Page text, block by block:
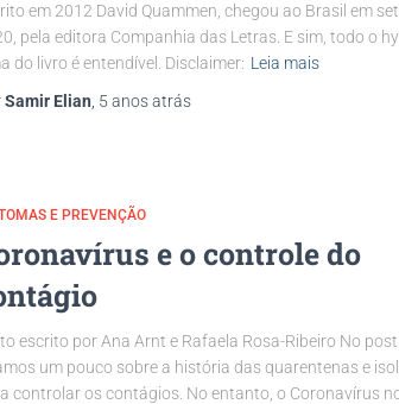
em 2012 David Quammen, chegou ao Brasil em
pela editora Companhia das Letras. E sim, todo o
do livro é entendível. Disclaimer: Leia mais
Samir Elian 5 anosatrás
E PREVENÇÃO
e o controle do
escrito por Ana Arnt e Rafaela Rosa-Ribeiro No
um pouco sobre a história das quarentenas e
controlar os contágios. No entanto, o Coronavírus